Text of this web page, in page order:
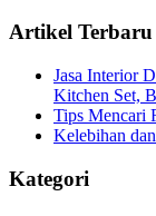
Artikel Terbaru
Jasa Interior
Kitchen Set,
Tips Mencari
Kelebihan
Kategori